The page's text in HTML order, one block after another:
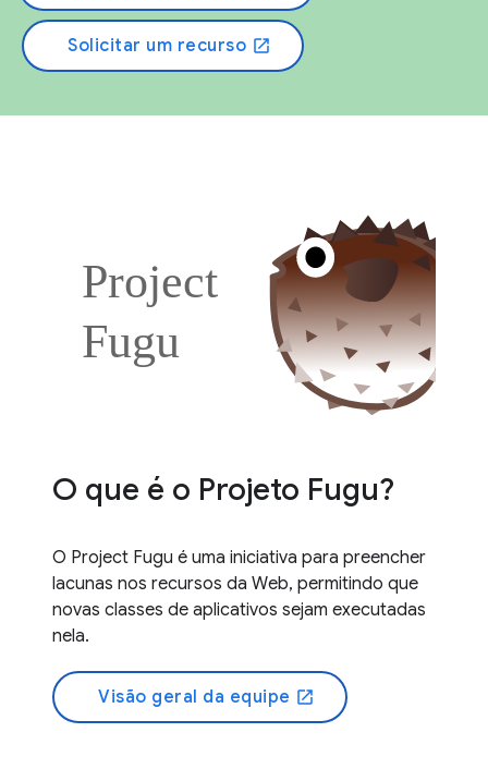
Solicitar um recurso open_in_new
O que é o Projeto Fugu?
O Project Fugu é uma iniciativa para preencher
lacunas nos recursos da Web, permitindo que
novas classes de aplicativos sejam executadas
nela.
Visão geral da equipe open_in_new